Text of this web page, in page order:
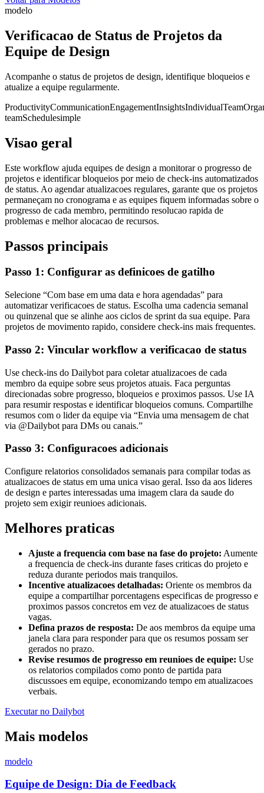
modelo
Verificacao de Status de Projetos da
Equipe de Design
Acompanhe o status de projetos de design, identifique bloqueios e
atualize a equipe regularmente.
ProductivityCommunicationEngagementInsightsIndividualTeam
teamSchedulesimple
Visao geral
Este workflow ajuda equipes de design a monitorar o progresso de
projetos e identificar bloqueios por meio de check-ins automatizados
de status. Ao agendar atualizacoes regulares, garante que os projetos
permaneçam no cronograma e as equipes fiquem informadas sobre o
progresso de cada membro, permitindo resolucao rapida de
problemas e melhor alocacao de recursos.
Passos principais
Passo 1: Configurar as definicoes de gatilho
Selecione “Com base em uma data e hora agendadas” para
automatizar verificacoes de status. Escolha uma cadencia semanal
ou quinzenal que se alinhe aos ciclos de sprint da sua equipe. Para
projetos de movimento rapido, considere check-ins mais frequentes.
Passo 2: Vincular workflow a verificacao de status
Use check-ins do Dailybot para coletar atualizacoes de cada
membro da equipe sobre seus projetos atuais. Faca perguntas
direcionadas sobre progresso, bloqueios e proximos passos. Use IA
para resumir respostas e identificar bloqueios comuns. Compartilhe
resumos com o lider da equipe via “Envia uma mensagem de chat
via @Dailybot para DMs ou canais.”
Passo 3: Configuracoes adicionais
Configure relatorios consolidados semanais para compilar todas as
atualizacoes de status em uma unica visao geral. Isso da aos lideres
de design e partes interessadas uma imagem clara da saude do
projeto sem exigir reunioes adicionais.
Melhores praticas
Ajuste a frequencia com base na fase do projeto: Aumente
a frequencia de check-ins durante fases criticas do projeto e
reduza durante periodos mais tranquilos.
Incentive atualizacoes detalhadas: Oriente os membros da
equipe a compartilhar porcentagens especificas de progresso e
proximos passos concretos em vez de atualizacoes de status
vagas.
Defina prazos de resposta: De aos membros da equipe uma
janela clara para responder para que os resumos possam ser
gerados no prazo.
Revise resumos de progresso em reunioes de equipe: Use
os relatorios compilados como ponto de partida para
discussoes em equipe, economizando tempo em atualizacoes
verbais.
Executar no Dailybot
Mais modelos
modelo
Equipe de Design: Dia de Feedback